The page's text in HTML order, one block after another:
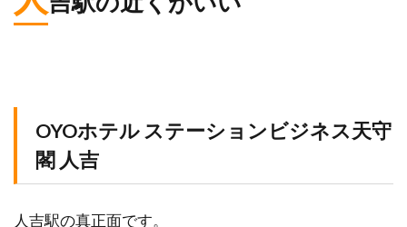
OYOホテル ステーションビジネス天守
閣 人吉
人吉駅の真正面です。